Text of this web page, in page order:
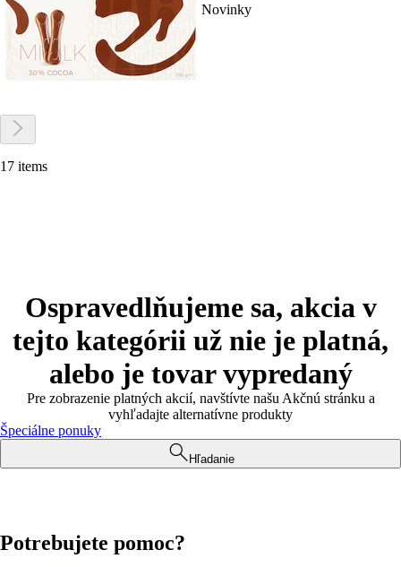
Novinky
17 items
Ospravedlňujeme sa, akcia v
tejto kategórii už nie je platná,
alebo je tovar vypredaný
Pre zobrazenie platných akcií, navštívte našu Akčnú stránku a
vyhľadajte alternatívne produkty
Špeciálne ponuky
Hľadanie
Potrebujete pomoc?